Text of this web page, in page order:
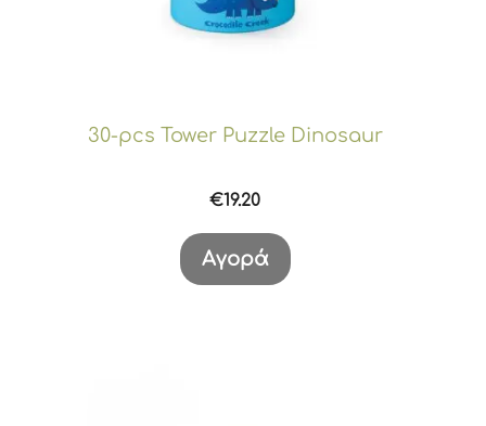
30-pcs Tower Puzzle Dinosaur
€19.20
Αγορά